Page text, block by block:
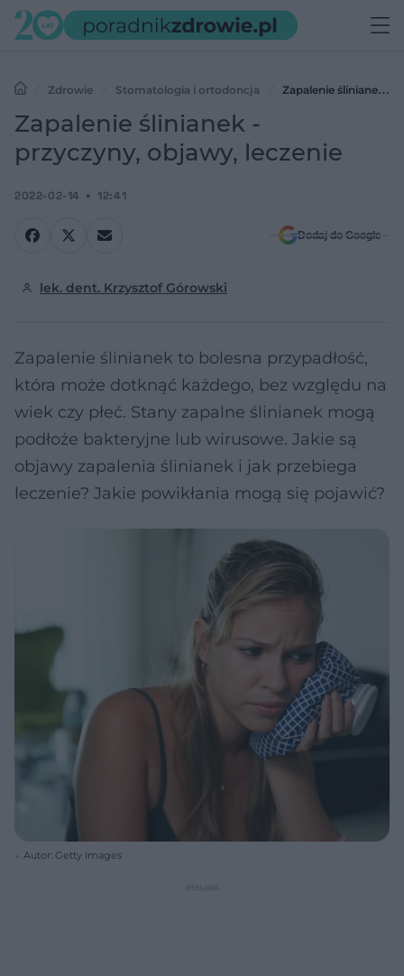
Zdrowie Stomatologia i ortodoncja
Zapalenie ślinianek -
przyczyny, objawy, leczenie
Zapalenie ślinianek -
przyczyny, objawy, leczenie
2022-02-14 12:41
Dodaj do Google
lek. dent. Krzysztof Górowski
Zapalenie ślinianek to bolesna przypadłość,
która może dotknąć każdego, bez względu na
wiek czy płeć. Stany zapalne ślinianek mogą
podłoże bakteryjne lub wirusowe. Jakie są
objawy zapalenia ślinianek i jak przebiega
leczenie? Jakie powikłania mogą się pojawić?
Autor: Getty Images